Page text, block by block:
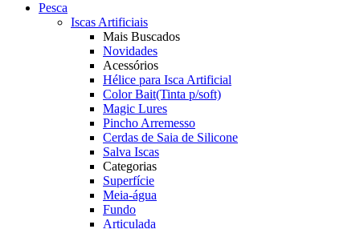
Pesca
Iscas Artificiais
Mais Buscados
Novidades
Acessórios
Hélice para Isca Artificial
Color Bait(Tinta p/soft)
Magic Lures
Pincho Arremesso
Cerdas de Saia de Silicone
Salva Iscas
Categorias
Superfície
Meia-água
Fundo
Articulada